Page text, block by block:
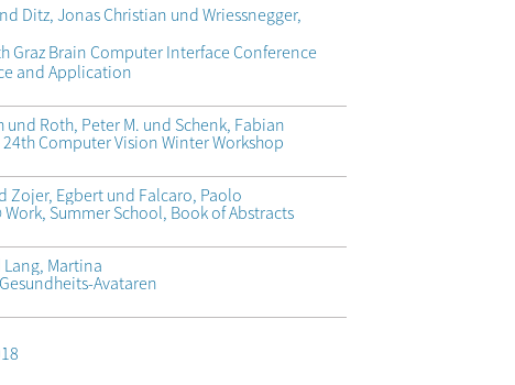
Ditz, Jonas Christian und Wriessnegger,
Graz Brain Computer Interface Conference
and Application
Roth, Peter M. und Schenk, Fabian
Computer Vision Winter Workshop
Zojer, Egbert und Falcaro, Paolo
Work, Summer School, Book of Abstracts
Martina
Avataren